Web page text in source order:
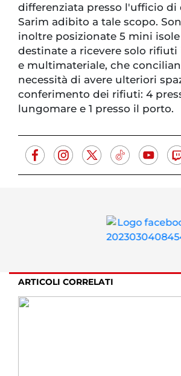
differenziata presso l'ufficio
Sarim adibito a tale scopo.
inoltre posizionate 5 mini
destinate a ricevere solo
e multimateriale, che
necessità di avere ulteriori
conferimento dei rifiuti: 4
lungomare e 1 presso il porto.
ARTICOLI CORRELATI